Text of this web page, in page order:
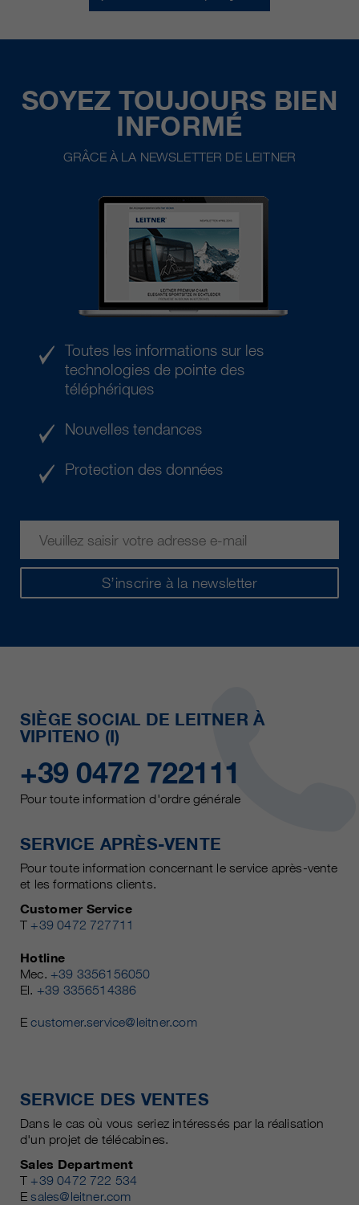
SOYEZ TOUJOURS BIEN
INFORMÉ
GRÂCE À LA NEWSLETTER DE LEITNER
S’inscrire à la newsletter
Toutes les informations sur les
technologies de pointe des
téléphériques
Nouvelles tendances
Protection des données
SIÈGE SOCIAL DE LEITNER À
VIPITENO (I)
+39 0472 722111
Pour toute information d'ordre générale
SERVICE APRÈS-VENTE
Pour toute information concernant le service après-vente
et les formations clients.
Customer Service
T +39 0472 727711
Hotline
Mec. +39 3356156050
El. +39 3356514386
Ecustomer.service@leitner.com
SERVICE DES VENTES
Dans le cas où vous seriez intéressés par la réalisation
d'un projet de télécabines.
Sales Department
T +39 0472 722 534
Esales@leitner.com